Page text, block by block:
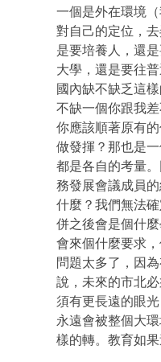
一個是外在環境
對自己的定位，
是要培養人，還
大學，還是要往
國內缺不缺乏這
不缺一個你跟我
你應該順著原有
做發揮？那也是
都是各自的考量
務發展會議成員
什麼？我們無法
併之後會是個什
會來個什麼要求
問題太多了，因
說，未來的市北
須有更長遠的眼
永遠會被整個大
樣的轉。教育如